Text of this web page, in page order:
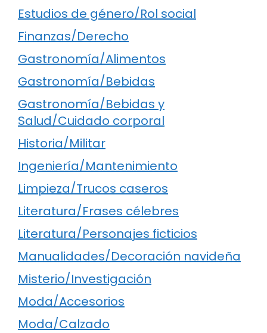
Estudios de género/Rol social
Finanzas/Derecho
Gastronomía/Alimentos
Gastronomía/Bebidas
Gastronomía/Bebidas y
Salud/Cuidado corporal
Historia/Militar
Ingeniería/Mantenimiento
Limpieza/Trucos caseros
Literatura/Frases célebres
Literatura/Personajes ficticios
Manualidades/Decoración navideña
Misterio/Investigación
Moda/Accesorios
Moda/Calzado